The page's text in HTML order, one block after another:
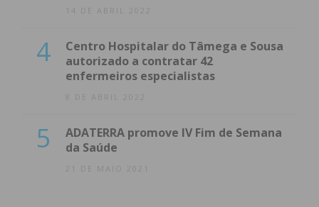
14 DE ABRIL 2022
4
Centro Hospitalar do Tâmega e Sousa
autorizado a contratar 42
enfermeiros especialistas
8 DE ABRIL 2022
5
ADATERRA promove IV Fim de Semana
da Saúde
21 DE MAIO 2021